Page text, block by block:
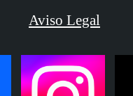
Aviso Legal